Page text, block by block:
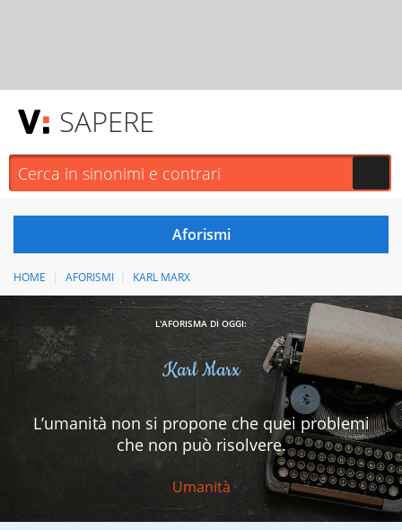
SAPERE
HOME AFORISMI KARL MARX
L'AFORISMA DI OGGI:
Karl Marx
L’umanità non si propone che quei problemi
che non può risolvere.
Umanità